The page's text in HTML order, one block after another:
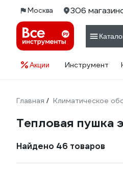
Москва 306
Акции Инструмент
Главная / Климатическое
Тепловая пушка
Найдено 46 товаров